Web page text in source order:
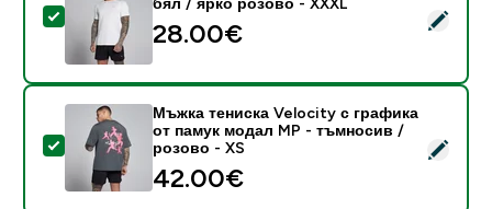
Select this product - Мъжка тренировъчна тениска
28.00€‎
Select this product - Мъжка тениска Velocity с
Мъжка тениска Velocity с графика
от памук модал MP - тъмносив /
розово - XS
42.00€‎